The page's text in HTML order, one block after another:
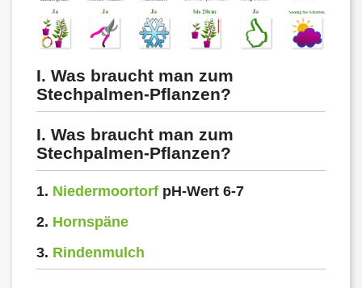
I. Was braucht man zum
Stechpalmen-Pflanzen?
I. Was braucht man zum
Stechpalmen-Pflanzen?
1. Niedermoortorf pH-Wert 6-7
2. Hornspäne
3. Rindenmulch